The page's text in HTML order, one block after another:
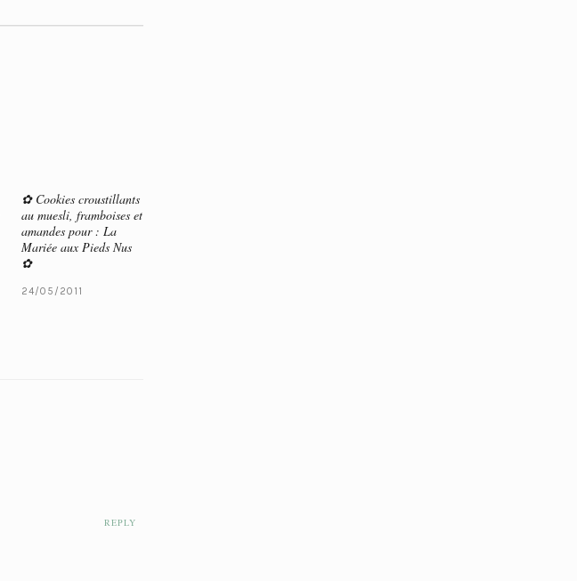
✿ Cookies croustillants
au muesli, framboises et
amandes pour : La
Mariée aux Pieds Nus
✿
24/05/2011
REPLY